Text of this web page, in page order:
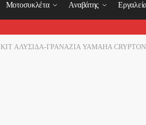
Μοτοσυκλέτα Αναβάτης
ΚΙΤ ΑΛΥΣΙΔΑ-ΓΡΑΝΑΖΙΑ YAMAHA